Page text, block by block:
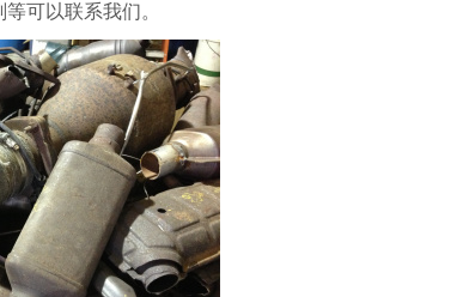
可以联系我们。